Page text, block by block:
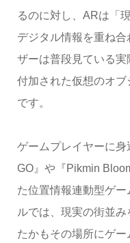
るのに対し、ARは「
デジタル情報を重ね
ザーは普段見ている実
付加された仮想のオ
です。
ゲームプレイヤーに
GO』や『Pikmin
た位置情報連動型ゲ
ルでは、現実の街並
たかもその場所にゲ